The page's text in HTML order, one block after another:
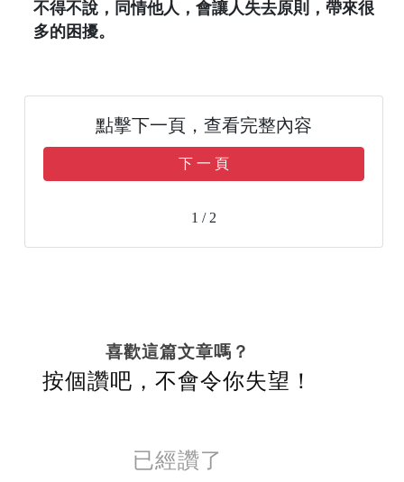
不得不說，同情他人，會讓人失去原則，帶來很
多的困擾。
點擊下一頁，查看完整內容
下 一 頁
1 / 2
喜歡這篇文章嗎？
按個讚吧，不會令你失望！
已經讚了